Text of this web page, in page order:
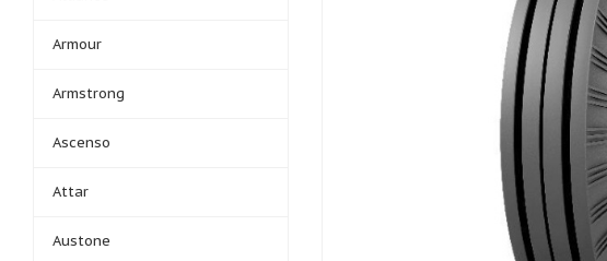
Armour
Armstrong
Ascenso
Attar
Austone